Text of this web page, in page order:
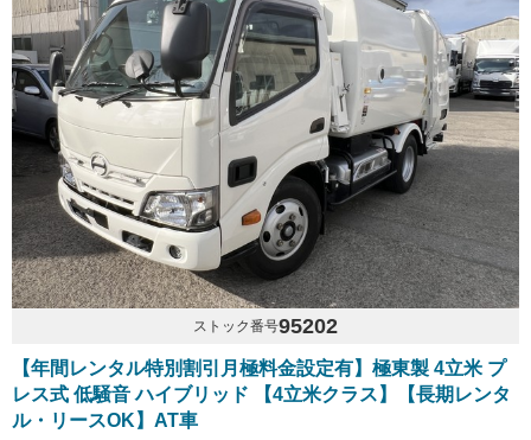
ストック番号95202
【年間レンタル特別割引月極料金設定有】極東製 4立米 プ
レス式 低騒音 ハイブリッド 【4立米クラス】【長期レンタ
ル・リースOK】AT車